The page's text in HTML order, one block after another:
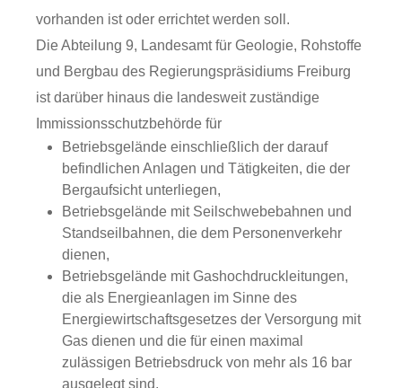
vorhanden ist oder errichtet werden soll.
Die Abteilung 9, Landesamt für Geologie, Rohstoffe
und Bergbau des Regierungspräsidiums Freiburg
ist darüber hinaus die landesweit zuständige
Immissionsschutzbehörde für
Betriebsgelände einschließlich der darauf
befindlichen Anlagen und Tätigkeiten, die der
Bergaufsicht unterliegen,
Betriebsgelände mit Seilschwebebahnen und
Standseilbahnen, die dem Personenverkehr
dienen,
Betriebsgelände mit Gashochdruckleitungen,
die als Energieanlagen im Sinne des
Energiewirtschaftsgesetzes der Versorgung mit
Gas dienen und die für einen maximal
zulässigen Betriebsdruck von mehr als 16 bar
ausgelegt sind,